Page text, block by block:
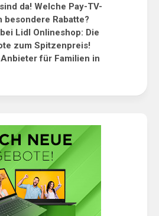
da! Welche Pay-TV-
Rabatte?
Lidl Onlineshop: Die
zum Spitzenpreis!
für Familien in